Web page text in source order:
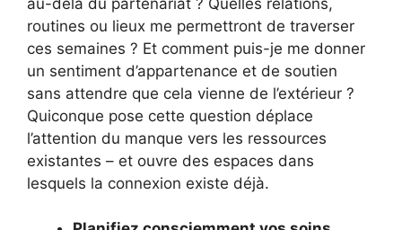
routines ou lieux me permettront de traverser
ces semaines ? Et comment puis-je me donner
un sentiment d’appartenance et de soutien
sans attendre que cela vienne de l’extérieur ?
Quiconque pose cette question déplace
l’attention du manque vers les ressources
existantes – et ouvre des espaces dans
lesquels la connexion existe déjà.